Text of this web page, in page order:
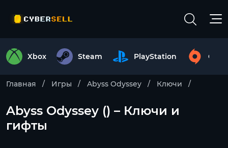
Xbox Steam PlayStation
Главная Игры Abyss Odyssey Ключи
Abyss Odyssey () – Ключи и
гифты